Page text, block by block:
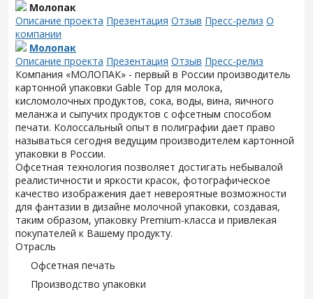
Молопак
Описание проекта Презентация Отзыв Пресс-релиз О
компании
Молопак
Описание проекта Презентация Отзыв Пресс-релиз
Компания «МОЛОПАК» - первый в России производитель
картонной упаковки Gable Top для молока,
кисломолочных продуктов, сока, воды, вина, яичного
меланжа и сыпучих продуктов с офсетным способом
печати. Колоссальный опыт в полиграфии дает право
называться сегодня ведущим производителем картонной
упаковки в России.
Офсетная технология позволяет достигать небывалой
реалистичности и яркости красок, фотографическое
качество изображения дает невероятные возможности
для фантазии в дизайне молочной упаковки, создавая,
таким образом, упаковку Premium-класса и привлекая
покупателей к Вашему продукту.
Отрасль
Офсетная печать
Производство упаковки